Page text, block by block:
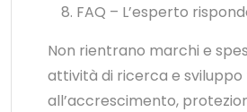
FAQ – L’esperto
Non rientrano marchi e
attività di ricerca e sviluppo
all’accrescimento,